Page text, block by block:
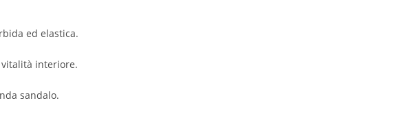
ed elastica.
interiore.
sandalo.